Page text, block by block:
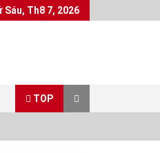
Sáu, Th8 7, 2026
TOP